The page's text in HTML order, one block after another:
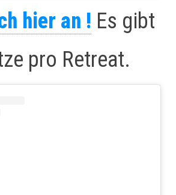
hier an ! Es gibt
pro Retreat.